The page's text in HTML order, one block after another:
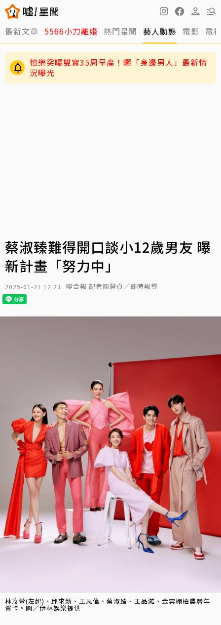
最新文章 5566小刀離婚 熱門星聞 藝人動態 電影 電
愷樂突曝雙寶35周早產！曬「身邊男人」最新情
況曝光
蔡淑臻難得開口談小12歲男友 曝
新計畫「努力中」
2025-01-21 12:23 聯合報 記者陳慧貞／即時報導
林玟萱(左起)、邱求新、王思偉、蔡淑臻、王品澔、金雲棚拍農曆年
賀卡。圖／伊林娛樂提供